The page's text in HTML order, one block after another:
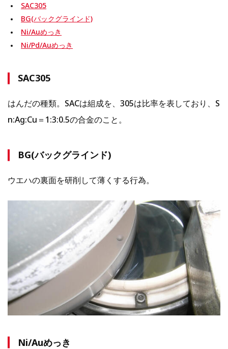
SAC305
BG(バックグラインド)
Ni/Auめっき
Ni/Pd/Auめっき
SAC305
はんだの種類。SACは組成を、305は比率を表しており、S
n:Ag:Cu＝1:3:0.5の合金のこと。
BG(バックグラインド)
ウエハの裏面を研削して薄くする行為。
Ni/Auめっき